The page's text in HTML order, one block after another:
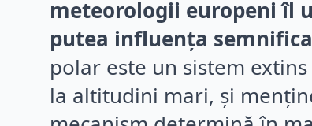
meteorologii europeni îl
putea influența
polar este un sistem
la altitudini mari, și